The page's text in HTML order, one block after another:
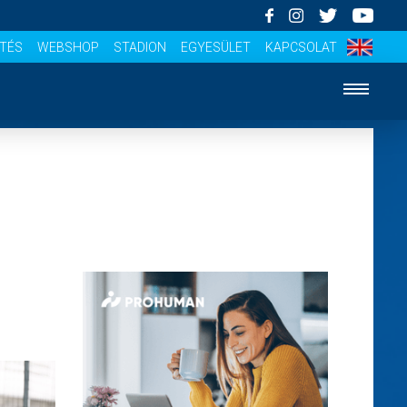
WEBSHOP STADION EGYESÜLET KAPCSOLAT